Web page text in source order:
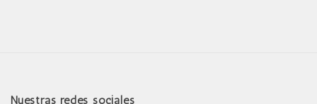
Nuestras redes sociales